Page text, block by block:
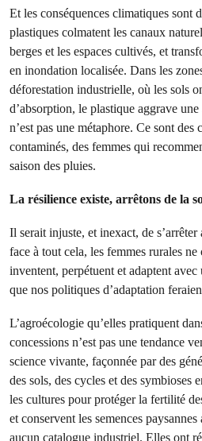
Et les conséquences climatiques sont
plastiques colmatent les canaux
berges et les espaces cultivés, et
en inondation localisée. Dans les
déforestation industrielle, où les sols
d’absorption, le plastique aggrave
n’est pas une métaphore. Ce sont des
contaminés, des femmes qui
saison des pluies.
La résilience existe, arrêtons de la
Il serait injuste, et inexact, de
face à tout cela, les femmes rurales
inventent, perpétuent et adaptent
que nos politiques d’adaptation
L’agroécologie qu’elles pratiquent
concessions n’est pas une tendance
science vivante, façonnée par des
des sols, des cycles et des symbioses
les cultures pour protéger la fertilité
et conservent les semences
aucun catalogue industriel. Elles ont